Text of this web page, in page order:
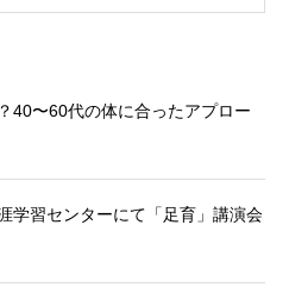
40〜60代の体に合ったアプロー
学習センターにて「足育」講演会